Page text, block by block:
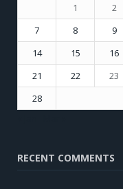
1
2
7
8 9
14
15 16
21
22 23
28
RECENT COMMENTS